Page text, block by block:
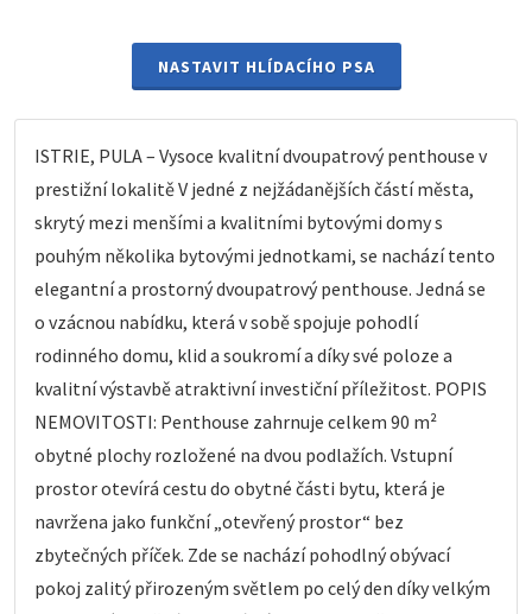
NASTAVIT HLÍDACÍHO PSA
ISTRIE, PULA – Vysoce kvalitní dvoupatrový penthouse v
prestižní lokalitě V jedné z nejžádanějších částí města,
skrytý mezi menšími a kvalitními bytovými domy s
pouhým několika bytovými jednotkami, se nachází tento
elegantní a prostorný dvoupatrový penthouse. Jedná se
o vzácnou nabídku, která v sobě spojuje pohodlí
rodinného domu, klid a soukromí a díky své poloze a
kvalitní výstavbě atraktivní investiční příležitost. POPIS
NEMOVITOSTI: Penthouse zahrnuje celkem 90 m²
obytné plochy rozložené na dvou podlažích. Vstupní
prostor otevírá cestu do obytné části bytu, která je
navržena jako funkční „otevřený prostor“ bez
zbytečných příček. Zde se nachází pohodlný obývací
pokoj zalitý přirozeným světlem po celý den díky velkým